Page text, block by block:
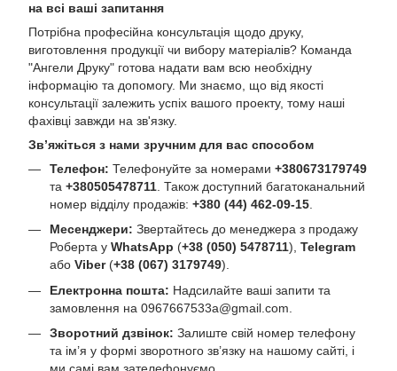
на всі ваші запитання
Потрібна професійна консультація щодо друку,
виготовлення продукції чи вибору матеріалів? Команда
"Ангели Друку" готова надати вам всю необхідну
інформацію та допомогу. Ми знаємо, що від якості
консультації залежить успіх вашого проекту, тому наші
фахівці завжди на зв'язку.
Зв’яжіться з нами зручним для вас способом
Телефон: Телефонуйте за номерами +380673179749
та +380505478711 . Також доступний багатоканальний
номер відділу продажів: +380 (44) 462-09-15
Месенджери: Звертайтесь до менеджера з продажу
Роберта у WhatsApp (+38 (050) 5478711), Telegram
або Viber(+38 (067) 3179749).
Електронна пошта: Надсилайте ваші запити та
замовлення на 0967667533a@gmail.com
Зворотний дзвінок: Залиште свій номер телефону
та ім’я у формі зворотного зв’язку на нашому сайті, і